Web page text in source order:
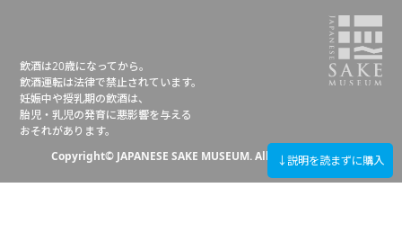
↓説明を読まずに購入
飲酒は20歳になってから。
飲酒運転は法律で禁止されています。
妊娠中や授乳期の飲酒は、
胎児・乳児の発育に悪影響を与える
おそれがあります。
Copyright© JAPANESE SAKE MUSEUM. All right reserved.